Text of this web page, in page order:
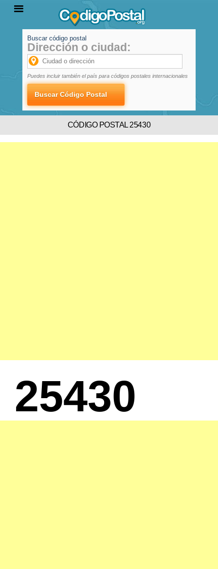
PROVINCIAS
LOCALIDADES
Buscar código postal
Dirección o ciudad:
Puedes incluir también el país para códigos postales internacionales
CÓDIGO POSTAL 25430
25430